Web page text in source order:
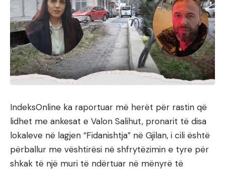
IndeksOnline ka raportuar më herët për rastin që
lidhet me ankesat e Valon Salihut, pronarit të disa
lokaleve në lagjen “Fidanishtja” në Gjilan, i cili është
përballur me vështirësi në shfrytëzimin e tyre për
shkak të një muri të ndërtuar në mënyrë të